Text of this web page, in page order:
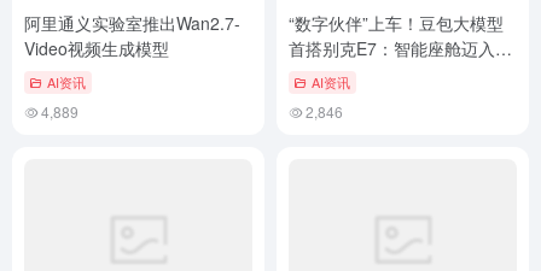
阿里通义实验室推出Wan2.7-
Video视频生成模型
AI资讯
4,889
“数字伙伴”上车！豆包大模型
首搭别克E7：智能座舱迈入
“类人”交互时代
AI资讯
2,846